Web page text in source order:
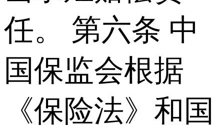
任。 第六条 中
国保监会根据
《保险法》和国